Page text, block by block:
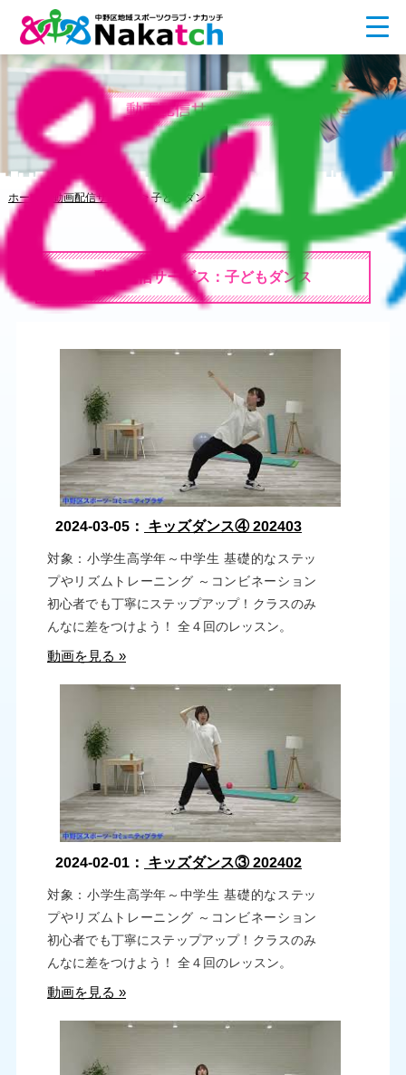
ホーム 動画配信サービス >子どもダンス
動画配信サービス：子どもダンス
2024-03-05： キッズダンス④ 202403
対象：小学生高学年～中学生 基礎的なステッ
プやリズムトレーニング ～コンビネーション
初心者でも丁寧にステップアップ！クラスのみ
んなに差をつけよう！ 全４回のレッスン。
動画を見る »
2024-02-01： キッズダンス③ 202402
対象：小学生高学年～中学生 基礎的なステッ
プやリズムトレーニング ～コンビネーション
初心者でも丁寧にステップアップ！クラスのみ
んなに差をつけよう！ 全４回のレッスン。
動画を見る »